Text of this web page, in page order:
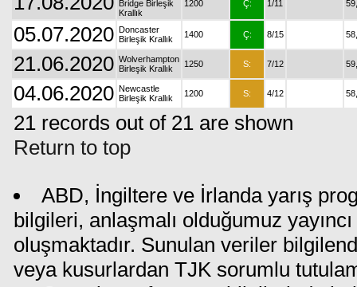
Bridge Birleşik
Krallık
1200 Ç: 1/11
05.07.2020 Doncaster
Birleşik Krallık
1400 Ç: 8/15
21.06.2020 Wolverhampton
Birleşik Krallık
1250 S: 7/12
04.06.2020 Newcastle
Birleşik Krallık
1200 S: 4/12
21 records out of 21 are shown
Return to top
ABD, İngiltere ve İrlanda yarış
bilgileri, anlaşmalı olduğumuz
oluşmaktadır. Sunulan veriler
veya kusurlardan TJK sorumlu